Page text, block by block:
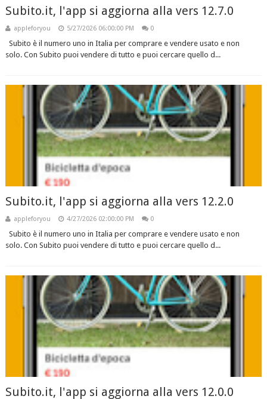
Subito.it, l'app si aggiorna alla vers 12.7.0
appleforyou 5/27/2026 06:00:00 PM 0
Subito è il numero uno in Italia per comprare e vendere usato e non
solo. Con Subito puoi vendere di tutto e puoi cercare quello d...
Subito.it, l'app si aggiorna alla vers 12.2.0
appleforyou 4/27/2026 02:00:00 PM 0
Subito è il numero uno in Italia per comprare e vendere usato e non
solo. Con Subito puoi vendere di tutto e puoi cercare quello d...
Subito.it, l'app si aggiorna alla vers 12.0.0